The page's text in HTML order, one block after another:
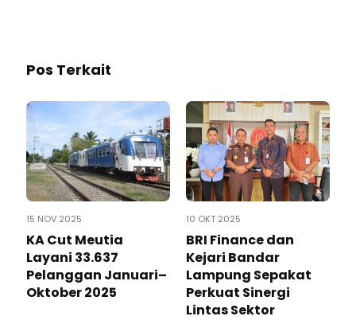
Pos Terkait
15 NOV 2025
KA Cut Meutia
Layani 33.637
Pelanggan Januari–
Oktober 2025
10 OKT 2025
BRI Finance dan
Kejari Bandar
Lampung Sepakat
Perkuat Sinergi
Lintas Sektor